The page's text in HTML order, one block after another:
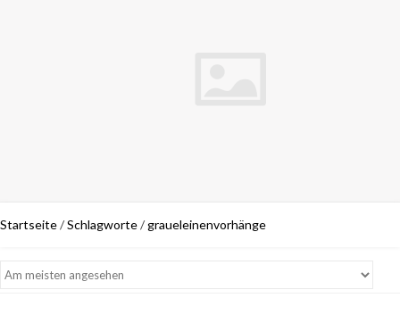
Startseite/Schlagworte/graueleinenvorhänge